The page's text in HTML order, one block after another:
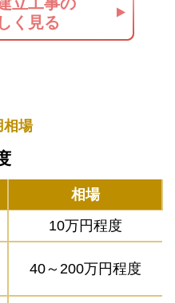
く見る
相場
相場
10万円程度
40～200万円程度